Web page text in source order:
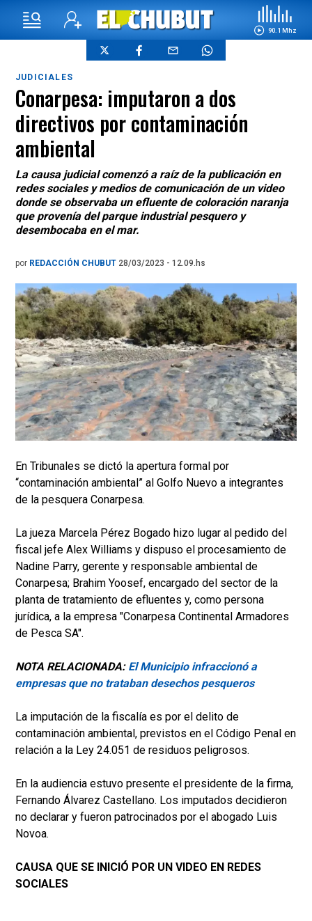
90.1 Mhz
JUDICIALES
Conarpesa: imputaron a dos
directivos por contaminación
ambiental
La causa judicial comenzó a raíz de la publicación en
redes sociales y medios de comunicación de un video
donde se observaba un efluente de coloración naranja
que provenía del parque industrial pesquero y
desembocaba en el mar.
por REDACCIÓN CHUBUT 28/03/2023 - 12.09.hs
En Tribunales se dictó la apertura formal por
“contaminación ambiental” al Golfo Nuevo a integrantes
de la pesquera Conarpesa.
La jueza Marcela Pérez Bogado hizo lugar al pedido del
fiscal jefe Alex Williams y dispuso el procesamiento de
Nadine Parry, gerente y responsable ambiental de
Conarpesa; Brahim Yoosef, encargado del sector de la
planta de tratamiento de efluentes y, como persona
jurídica, a la empresa "Conarpesa Continental Armadores
de Pesca SA".
NOTA RELACIONADA:El Municipio infraccionó a
empresas que no trataban desechos pesqueros
La imputación de la fiscalía es por el delito de
contaminación ambiental, previstos en el Código Penal en
relación a la Ley 24.051 de residuos peligrosos.
En la audiencia estuvo presente el presidente de la firma,
Fernando Álvarez Castellano. Los imputados decidieron
no declarar y fueron patrocinados por el abogado Luis
Novoa.
CAUSA QUE SE INICIÓ POR UN VIDEO EN REDES
SOCIALES